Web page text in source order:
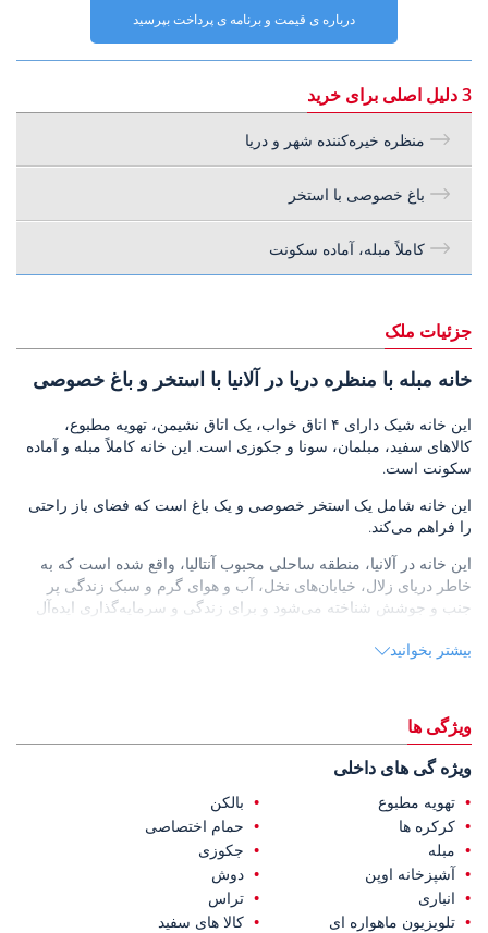
درباره ی قیمت و برنامه ی پرداخت بپرسید
3 دلیل اصلی برای خرید
منظره خیره‌کننده شهر و دریا
باغ خصوصی با استخر
کاملاً مبله، آماده سکونت
جزئیات ملک
خانه مبله با منظره دریا در آلانیا با استخر و باغ خصوصی
این خانه شیک دارای ۴ اتاق خواب، یک اتاق نشیمن، تهویه مطبوع،
کالاهای سفید، مبلمان، سونا و جکوزی است. این خانه کاملاً مبله و آماده
سکونت است.
این خانه شامل یک استخر خصوصی و یک باغ است که فضای باز راحتی
را فراهم می‌کند.
این خانه در آلانیا، منطقه ساحلی محبوب آنتالیا، واقع شده است که به
خاطر دریای زلال، خیابان‌های نخل، آب و هوای گرم و سبک زندگی پر
جنب و جوشش شناخته می‌شود و برای زندگی و سرمایه‌گذاری ایده‌آل
خانه فروشی در آلانیا
بیشتر بخوانید
ویژگی ها
ویژه گی های داخلی
تهویه مطبوع
بالکن
کرکره ها
حمام اختصاصی
مبله
جکوزی
آشپزخانه اوپن
دوش
انباری
تراس
تلویزیون ماهواره ای
کالا های سفید